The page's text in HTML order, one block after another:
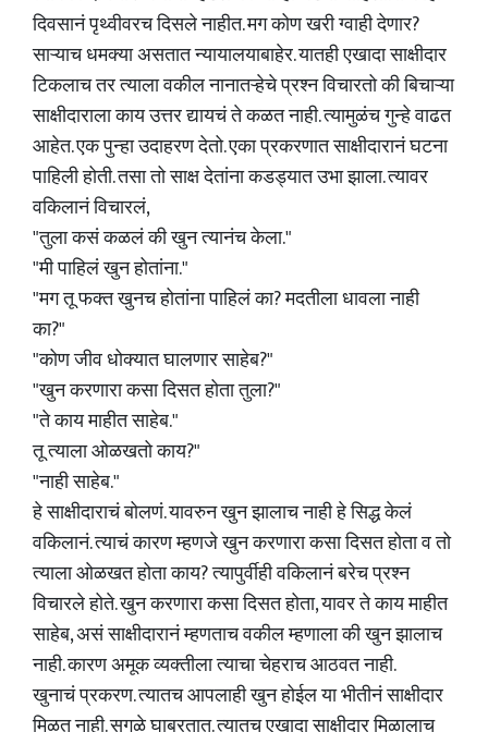
दिवसानं पृथ्वीवरच दिसले नाहीत. मग कोण खरी ग्वाही देणार?
साऱ्याच धमक्या असतात न्यायालयाबाहेर. यातही एखादा साक्षीदार
टिकलाच तर त्याला वकील नानातऱ्हेचे प्रश्न विचारतो की बिचाऱ्या
साक्षीदाराला काय उत्तर द्यायचं ते कळत नाही. त्यामुळंच गुन्हे वाढत
आहेत. एक पुन्हा उदाहरण देतो. एका प्रकरणात साक्षीदारानं घटना
पाहिली होती. तसा तो साक्ष देतांना कडड्यात उभा झाला. त्यावर
वकिलानं विचारलं,
"तुला कसं कळलं की खुन त्यानंच केला."
"मी पाहिलं खुन होतांना."
"मग तू फक्त खुनच होतांना पाहिलं का? मदतीला धावला नाही
का?"
"कोण जीव धोक्यात घालणार साहेब?"
"खुन करणारा कसा दिसत होता तुला?"
"ते काय माहीत साहेब."
तू त्याला ओळखतो काय?"
"नाही साहेब."
हे साक्षीदाराचं बोलणं. यावरुन खुन झालाच नाही हे सिद्ध केलं
वकिलानं. त्याचं कारण म्हणजे खुन करणारा कसा दिसत होता व तो
त्याला ओळखत होता काय? त्यापुर्वीही वकिलानं बरेच प्रश्न
विचारले होते. खुन करणारा कसा दिसत होता, यावर ते काय माहीत
साहेब, असं साक्षीदारानं म्हणताच वकील म्हणाला की खुन झालाच
नाही. कारण अमूक व्यक्तीला त्याचा चेहराच आठवत नाही.
खुनाचं प्रकरण. त्यातच आपलाही खुन होईल या भीतीनं साक्षीदार